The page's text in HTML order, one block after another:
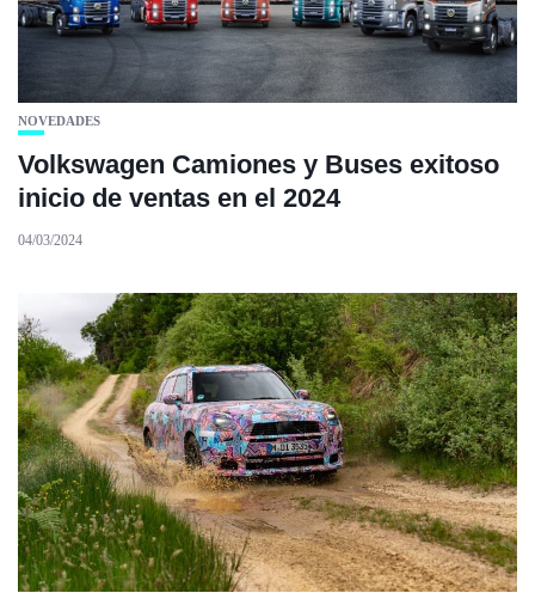
NOVEDADES
Volkswagen Camiones y Buses exitoso
inicio de ventas en el 2024
04/03/2024